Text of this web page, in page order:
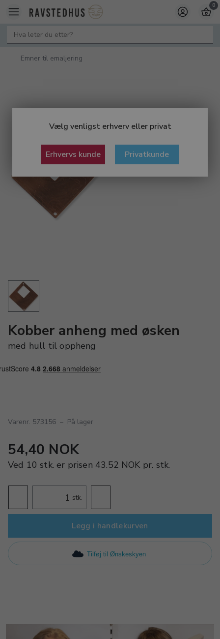
Vælg venligst erhverv eller privat
Erhvervs kunde Privatkunde
0
Emner til emaljering
Kobber anheng med øsken
med hull til oppheng
Varenr. 573156 – På lager
54,40 NOK
Ved 10 stk. er prisen 43.52 NOK pr. stk.
stk.
Legg i handlekurven
Tilføj til Ønskeskyen